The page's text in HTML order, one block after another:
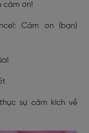
cảm ơn!
Cảm ơn (bạn)
sự cảm kích về